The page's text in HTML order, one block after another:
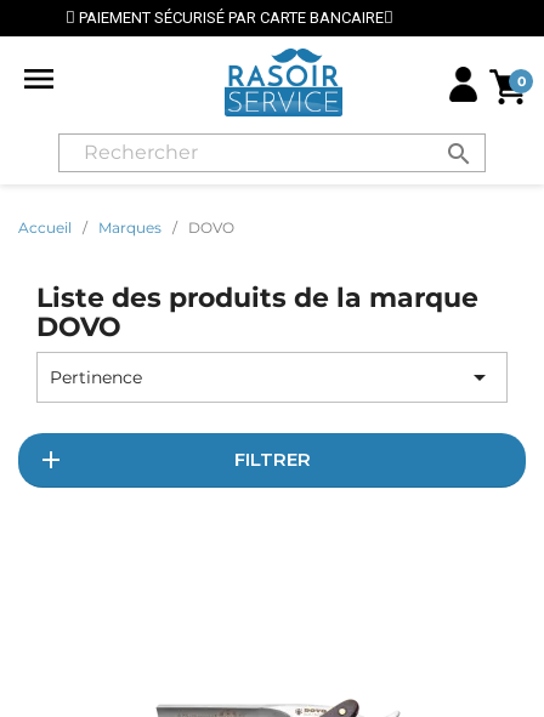
⭐ LIVRAISON GRATUITE EN FRANCE
 0
search
Accueil Marques DOVO
Liste des produits de la marque
DOVO
Pertinence 
FILTRER